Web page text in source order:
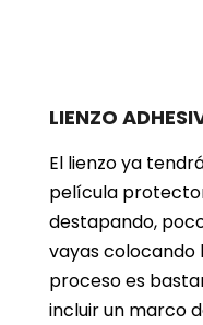
LIENZO
El lienzo ya
película
destapando,
vayas colocando
proceso es
incluir un marco